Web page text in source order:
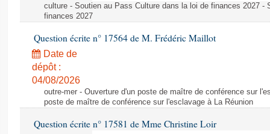
Dossiers législatifs
Budget et sécurité sociale
Questions écrites et orales
Comptes rendus des débats
culture - Soutien au Pass Culture dans la loi de finances 2027 -
finances 2027
Question écrite n° 17564 de M. Frédéric Maillot
Date de
dépôt :
04/08/2026
outre-mer - Ouverture d'un poste de maître de conférence sur
poste de maître de conférence sur l'esclavage à La Réunion
Question écrite n° 17581 de Mme Christine Loir